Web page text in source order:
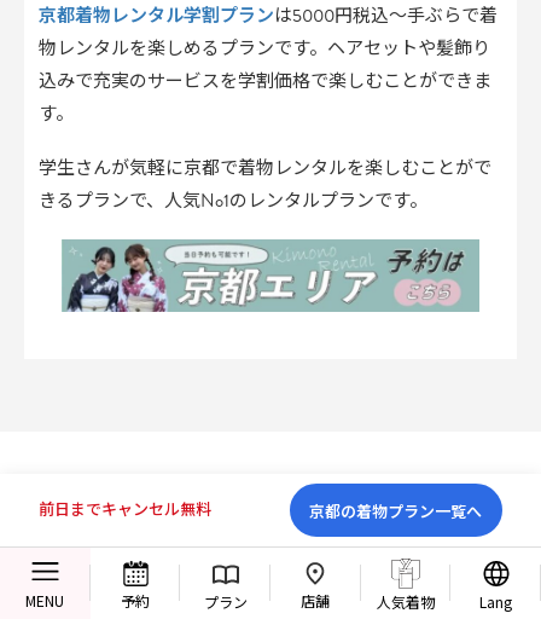
MENU 予約 プラン 店舗 人気着物 Lang
京都着物レンタル学割プランは5000円税込〜手ぶらで着
物レンタルを楽しめるプランです。ヘアセットや髪飾り
込みで充実のサービスを学割価格で楽しむことができま
す。
学生さんが気軽に京都で着物レンタルを楽しむことがで
きるプランで、人気No1のレンタルプランです。
あなたに似合う着物を診断する
前日までキャンセル無料 京都の着物プラン一覧へ